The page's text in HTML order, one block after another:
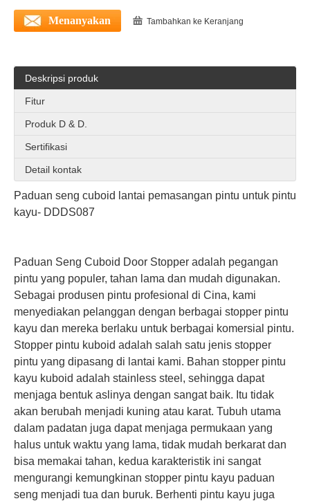
Paduan Zinc Antik Paduan Pemasok Pintu Magnetik Pemasok-DDDS032 Aksesori Dekoratif Zinc Aksesori Perak Magnetic Doorstop-DDDS031
Moden Matte Black Magnetic Door Berhenti di Zinc Alloy-DDDS031 Antik Brass SS316 Lantai Mounted Magnetic Door Stopper-DDDS031
Menanyakan Tambahkan ke Keranjang
Deskripsi produk
Fitur
Produk D & D.
Sertifikasi
Detail kontak
Paduan seng cuboid lantai pemasangan pintu untuk pintu
kayu- DDDS087
Paduan Seng Cuboid Door Stopper adalah pegangan
pintu yang populer, tahan lama dan mudah digunakan.
Sebagai produsen pintu profesional di Cina, kami
menyediakan pelanggan dengan berbagai stopper pintu
kayu dan mereka berlaku untuk berbagai komersial pintu.
Stopper pintu kuboid adalah salah satu jenis stopper
pintu yang dipasang di lantai kami. Bahan stopper pintu
kayu kuboid adalah stainless steel, sehingga dapat
menjaga bentuk aslinya dengan sangat baik. Itu tidak
akan berubah menjadi kuning atau karat. Tubuh utama
dalam padatan juga dapat menjaga permukaan yang
halus untuk waktu yang lama, tidak mudah berkarat dan
bisa memakai tahan, kedua karakteristik ini sangat
mengurangi kemungkinan stopper pintu kayu paduan
seng menjadi tua dan buruk. Berhenti pintu kayu juga